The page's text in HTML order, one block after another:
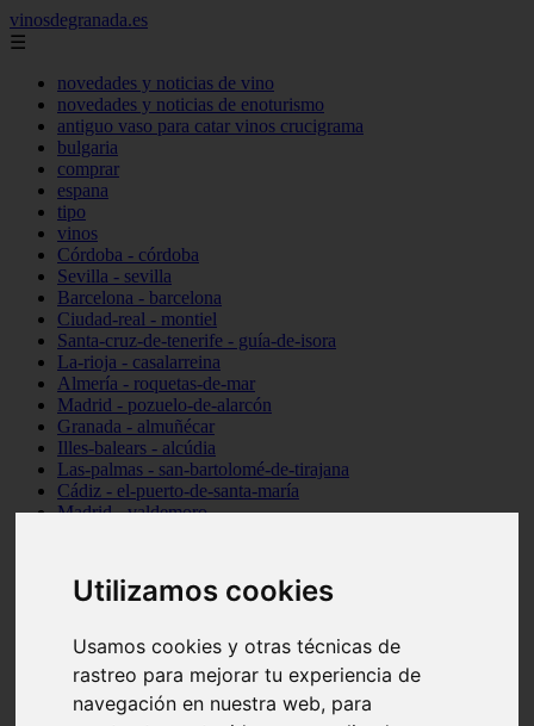
Utilizamos cookies
Usamos cookies y otras técnicas de
rastreo para mejorar tu experiencia de
navegación en nuestra web, para
vinosdegranada.es
☰
novedades y noticias de vino
novedades y noticias de enoturismo
antiguo vaso para catar vinos crucigrama
bulgaria
comprar
espana
tipo
vinos
Córdoba - córdoba
Sevilla - sevilla
Barcelona - barcelona
Ciudad-real - montiel
Santa-cruz-de-tenerife - guía-de-isora
La-rioja - casalarreina
Almería - roquetas-de-mar
Madrid - pozuelo-de-alarcón
Granada - almuñécar
Illes-balears - alcúdia
Las-palmas - san-bartolomé-de-tirajana
Cádiz - el-puerto-de-santa-maría
Madrid - valdemoro
Cantabria - suances
Sevilla - bormujos
Málaga - júzcar
Huesca - alquézar
Huesca - castejón-de-sos